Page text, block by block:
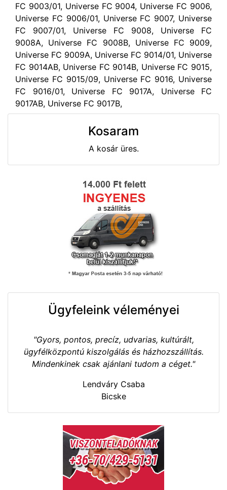
FC 9003/01, Universe FC 9004, Universe FC 9006,
Universe FC 9006/01, Universe FC 9007, Universe
FC 9007/01, Universe FC 9008, Universe FC
9008A, Universe FC 9008B, Universe FC 9009,
Universe FC 9009A, Universe FC 9014/01, Universe
FC 9014AB, Universe FC 9014B, Universe FC 9015,
Universe FC 9015/09, Universe FC 9016, Universe
FC 9016/01, Universe FC 9017A, Universe FC
9017AB, Universe FC 9017B,
Kosaram
A kosár üres.
Ügyfeleink véleményei
"Gyors, pontos, precíz, udvarias, kultúrált,
ügyfélközpontú kiszolgálás és házhozszállítás.
Mindenkinek csak ajánlani tudom a céget."
Lendváry Csaba
Bicske